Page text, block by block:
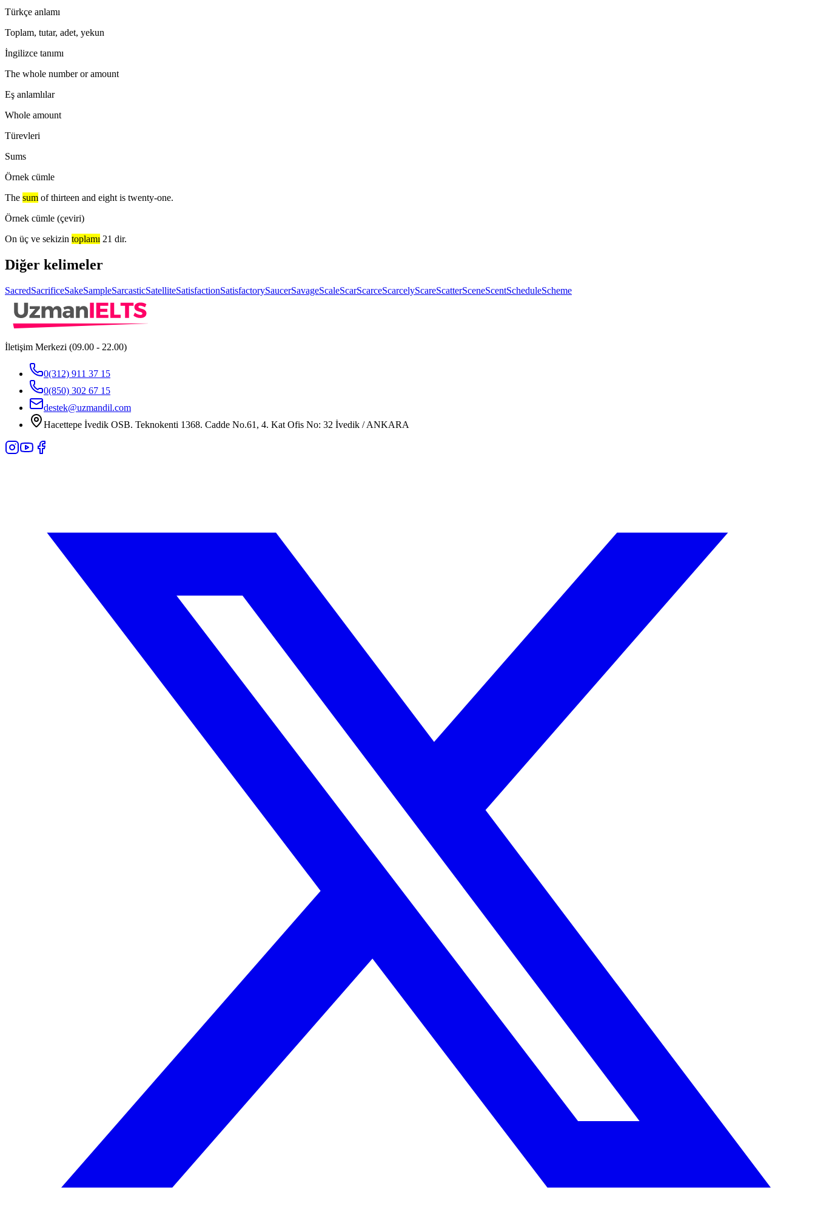
Türkçe anlamı
Toplam, tutar, adet, yekun
İngilizce tanımı
The whole number or amount
Eş anlamlılar
Whole amount
Türevleri
Sums
Örnek cümle
The sum of thirteen and eight is twenty-one.
Örnek cümle (çeviri)
On üç ve sekizin toplamı 21 dir.
Diğer kelimeler
SacredSacrificeSakeSampleSarcasticSatelliteSatisfactionSatisfactorySaucerSavageScaleScarScarceScarcelyScareScatterSceneScentScheduleScheme
İletişim Merkezi (09.00 - 22.00)
0(312) 911 37 15
0(850) 302 67 15
destek@uzmandil.com
Hacettepe İvedik OSB. Teknokenti 1368. Cadde No.61, 4. Kat Ofis No: 32 İvedik / ANKARA